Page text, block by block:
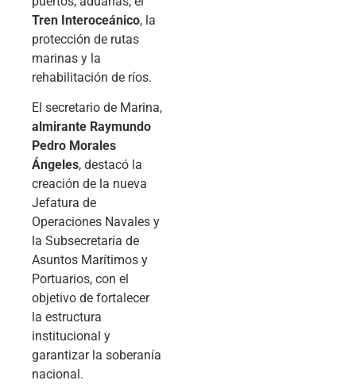
Tren Interoceánico, la
protección de rutas
marinas y la
rehabilitación de ríos.
El secretario de Marina,
almirante Raymundo
Pedro Morales
Ángeles, destacó la
creación de la nueva
Jefatura de
Operaciones Navales y
la Subsecretaría de
Asuntos Marítimos y
Portuarios, con el
objetivo de fortalecer
la estructura
institucional y
garantizar la soberanía
nacional.